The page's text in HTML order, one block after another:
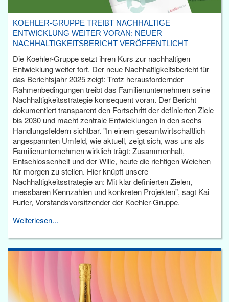
KOEHLER-GRUPPE TREIBT NACHHALTIGE
ENTWICKLUNG WEITER VORAN: NEUER
NACHHALTIGKEITSBERICHT VERÖFFENTLICHT
Die Koehler-Gruppe setzt ihren Kurs zur nachhaltigen
Entwicklung weiter fort. Der neue Nachhaltigkeitsbericht für
das Berichtsjahr 2025 zeigt: Trotz herausfordernder
Rahmenbedingungen treibt das Familienunternehmen seine
Nachhaltigkeitsstrategie konsequent voran. Der Bericht
dokumentiert transparent den Fortschritt der definierten Ziele
bis 2030 und macht zentrale Entwicklungen in den sechs
Handlungsfeldern sichtbar. "In einem gesamtwirtschaftlich
angespannten Umfeld, wie aktuell, zeigt sich, was uns als
Familienunternehmen wirklich trägt: Zusammenhalt,
Entschlossenheit und der Wille, heute die richtigen Weichen
für morgen zu stellen. Hier knüpft unsere
Nachhaltigkeitsstrategie an: Mit klar definierten Zielen,
messbaren Kennzahlen und konkreten Projekten", sagt Kai
Furler, Vorstandsvorsitzender der Koehler-Gruppe.
Weiterlesen...